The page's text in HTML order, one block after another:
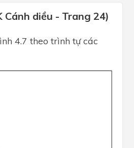
Cánh diều - Trang 24)
4.7 theo trình tự các